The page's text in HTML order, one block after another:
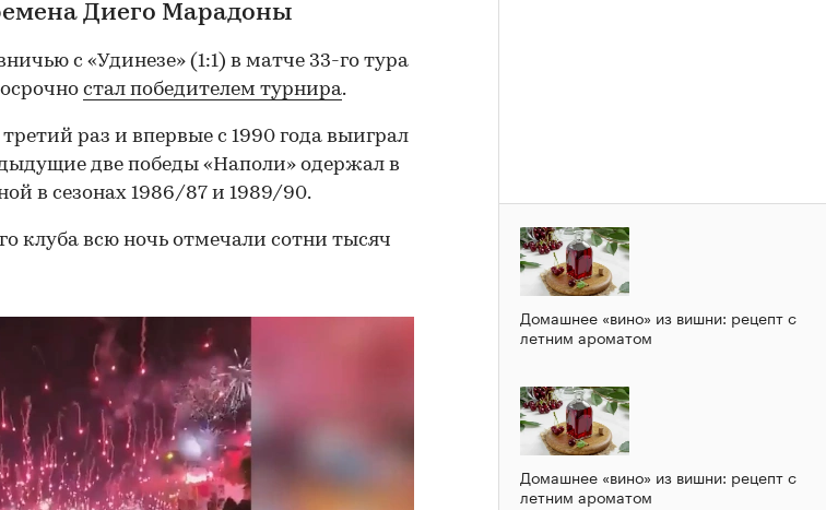
Диего Марадоны
с «Удинезе» (1:1) в матче 33-го тура
стал победителем турнира.
раз и впервые с 1990 года выиграл
две победы «Наполи» одержал в
в сезонах 1986/87 и 1989/90.
клуба всю ночь отмечали сотни тысяч
Домашнее «вино» из вишни: рецепт с
летним ароматом
Домашнее «вино» из вишни: рецепт с
летним ароматом